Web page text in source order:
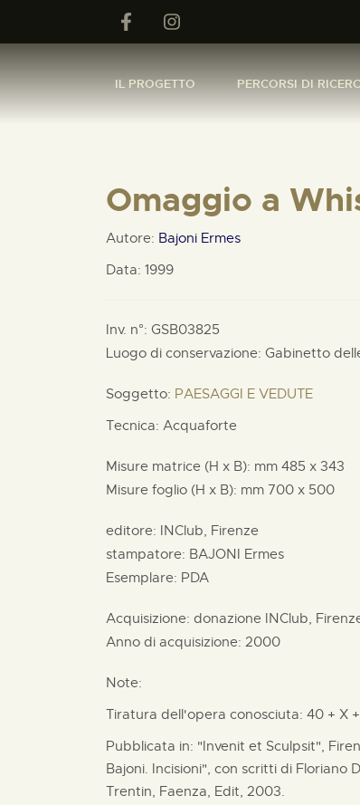
IL PROGETTO PERCORSI DI
Omaggio a
Autore: Bajoni Ermes
Data: 1999
Inv. n°: GSB03825
Luogo di conservazione: Gabinetto
Soggetto: PAESAGGI E VEDUTE
Tecnica: Acquaforte
Misure matrice (H x B): mm 485 x 343
Misure foglio (H x B): mm 700 x 500
editore: INClub, Firenze
stampatore: BAJONI Ermes
Esemplare: PDA
Acquisizione: donazione INClub,
Anno di acquisizione: 2000
Note:
Tiratura dell'opera conosciuta: 40 + X
Pubblicata in: "Invenit et Sculpsit",
Bajoni. Incisioni", con scritti di Floriano
Trentin, Faenza, Edit, 2003.